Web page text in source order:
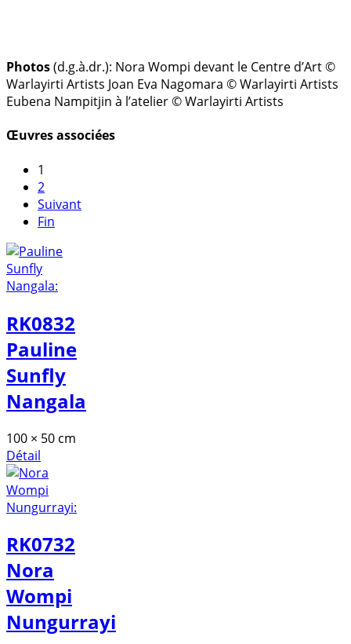
Photos(d.g.à.dr.): Nora Wompi devant le Centre d’Art ©
Warlayirti Artists Joan Eva Nagomara © Warlayirti Artists
Eubena Nampitjin à l’atelier © Warlayirti Artists
Œuvres associées
1
2
Suivant
Fin
RK0832
Pauline
Sunfly
Nangala
100 × 50 cm
Détail
RK0732
Nora
Wompi
Nungurrayi